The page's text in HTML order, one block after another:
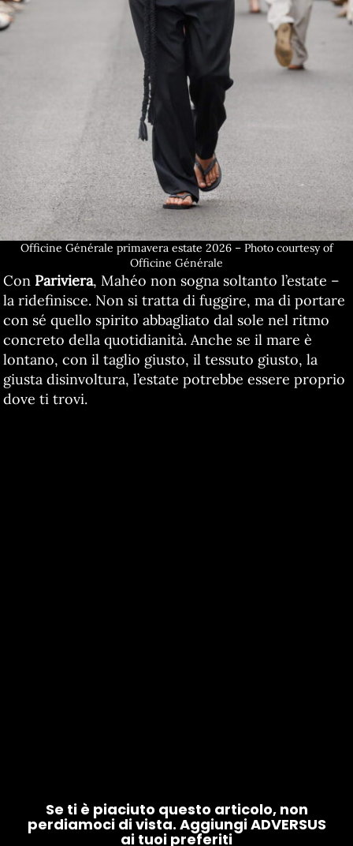
Officine Générale primavera estate 2026 – Photo courtesy of
Officine Générale
Con Pariviera, Mahéo non sogna soltanto l’estate –
la ridefinisce. Non si tratta di fuggire, ma di portare
con sé quello spirito abbagliato dal sole nel ritmo
concreto della quotidianità. Anche se il mare è
lontano, con il taglio giusto, il tessuto giusto, la
giusta disinvoltura, l’estate potrebbe essere proprio
dove ti trovi.
Se ti è piaciuto questo articolo, non
perdiamoci di vista. Aggiungi ADVERSUS
ai tuoi preferiti